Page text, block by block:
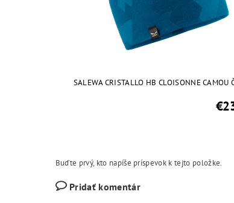
SALEWA CRISTALLO HB CLOISONNE CAMOU
Buďte prvý, kto napíše príspevok k tejto položke.
Pridať komentár